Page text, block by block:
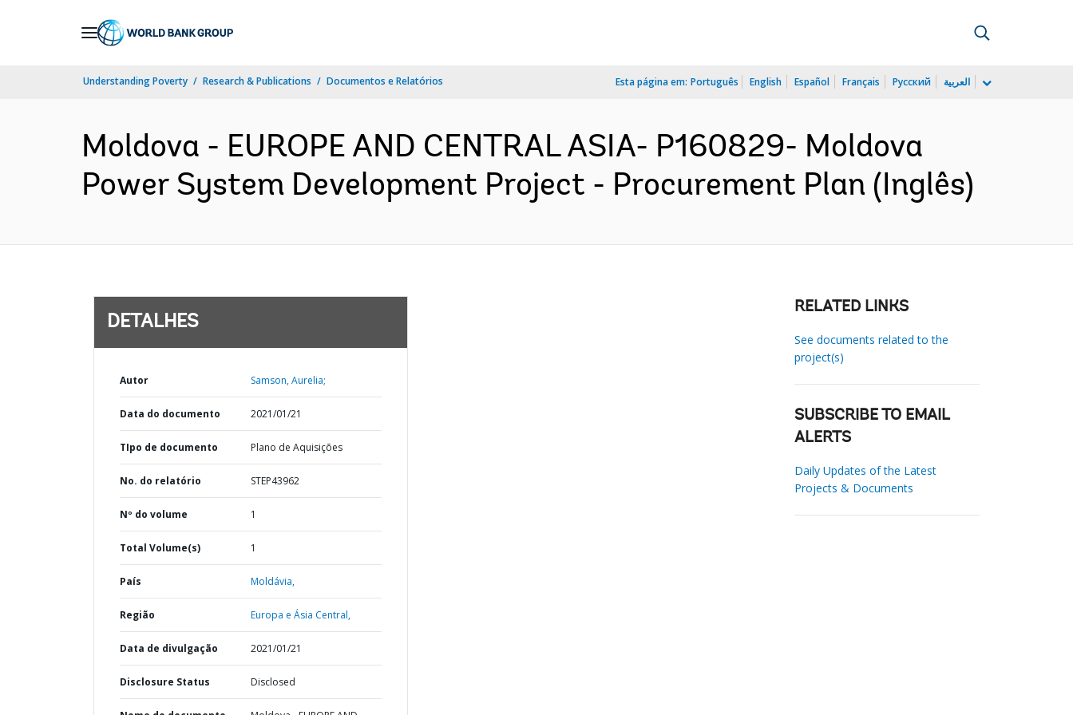
Understanding Poverty Research & Publications Documentos e Relatórios Esta página em: Português English Español Français Русский العربية
Moldova - EUROPE AND CENTRAL ASIA- P160829- Moldova
Power System Development Project - Procurement Plan (Inglês)
DETALHES
Autor Samson, Aurelia;
Data do documento 2021/01/21
TIpo de documento Plano de Aquisições
No. do relatório STEP43962
Nº do volume 1
Total Volume(s) 1
País Moldávia,
Região Europa e Ásia Central,
Data de divulgação 2021/01/21
Disclosure Status Disclosed
RELATED LINKS
See documents related to the
project(s)
SUBSCRIBE TO EMAIL
ALERTS
Daily Updates of the Latest
Projects & Documents